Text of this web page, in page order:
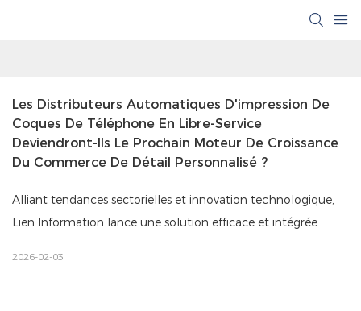
Les Distributeurs Automatiques D'impression De
Coques De Téléphone En Libre-Service
Deviendront-Ils Le Prochain Moteur De Croissance
Du Commerce De Détail Personnalisé ?
Alliant tendances sectorielles et innovation technologique,
Lien Information lance une solution efficace et intégrée.
2026-02-03